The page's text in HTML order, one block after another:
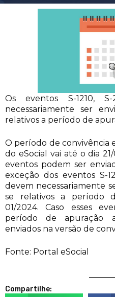
Os eventos S-1210,
necessariamente ser
relativos a período de
O período de convivência
do eSocial vai até o dia
eventos podem ser
exceção dos eventos S-
devem necessariamente
se relativos a período
01/2024. Caso esses
período de apuração
enviados na versão de
Fonte: Portal eSocial
Compartilhe: